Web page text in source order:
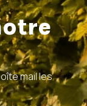
mail les